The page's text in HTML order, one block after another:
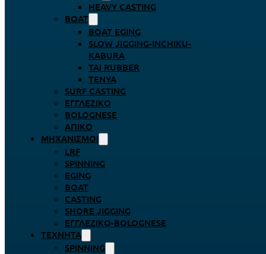
HEAVY CASTING
BOAT
BOAT EGING
SLOW JIGGING-INCHIKU-
KABURA
TAI RUBBER
TENYA
SURF CASTING
ΕΓΓΛΈΖΙΚΟ
BOLOGNESE
ΑΠΊΚΟ
ΜΗΧΑΝΙΣΜΟΊ
LRF
SPINNING
EGING
BOAT
CASTING
SHORE JIGGING
ΕΓΓΛΈΖΙΚΟ-BOLOGNESE
ΤΕΧΝΗΤΆ
SPINNING